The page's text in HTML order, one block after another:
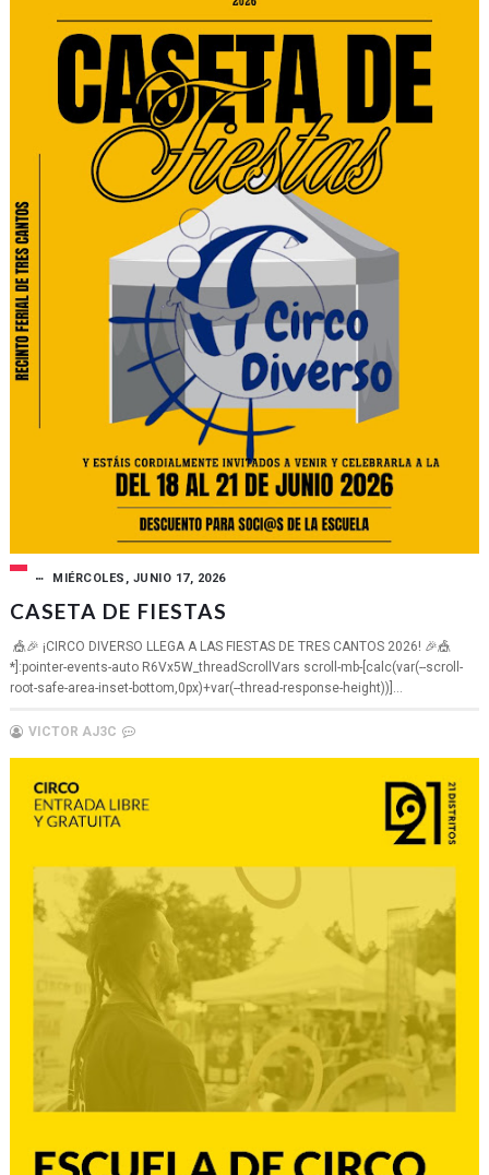
MIÉRCOLES, JUNIO 17, 2026
CASETA DE FIESTAS
🎪🎉 ¡CIRCO DIVERSO LLEGA A LAS FIESTAS DE TRES CANTOS 2026! 🎉🎪
*]:pointer-events-auto R6Vx5W_threadScrollVars scroll-mb-[calc(var(--scroll-
root-safe-area-inset-bottom,0px)+var(--thread-response-height))]...
VICTOR AJ3C